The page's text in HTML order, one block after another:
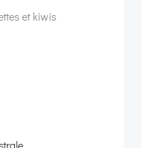
et kiwis